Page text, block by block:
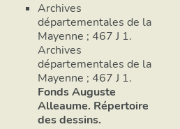
Archives
départementales de la
Mayenne ; 467 J 1.
Archives
départementales de la
Mayenne ; 467 J 1.
Fonds Auguste
Alleaume. Répertoire
des dessins.